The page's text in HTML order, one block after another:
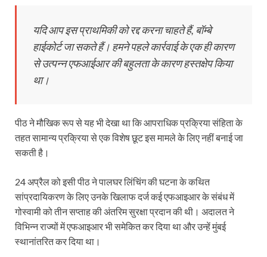
यदि आप इस प्राथमिकी को रद्द करना चाहते हैं, बॉम्बे
हाईकोर्ट जा सकते हैं। हमने पहले कार्रवाई के एक ही कारण
से उत्पन्न एफआईआर की बहुलता के कारण हस्तक्षेप किया
था।
पीठ ने मौखिक रूप से यह भी देखा था कि आपराधिक प्रक्रिया संहिता के
तहत सामान्य प्रक्रिया से एक विशेष छूट इस मामले के लिए नहीं बनाई जा
सकती है।
24 अप्रैल को इसी पीठ ने पालघर लिंचिंग की घटना के कथित
सांप्रदायिकरण के लिए उनके खिलाफ दर्ज कई एफआइआर के संबंध में
गोस्वामी को तीन सप्ताह की अंतरिम सुरक्षा प्रदान की थी। अदालत ने
विभिन्न राज्यों में एफआइआर भी समेकित कर दिया था और उन्हें मुंबई
स्थानांतरित कर दिया था।